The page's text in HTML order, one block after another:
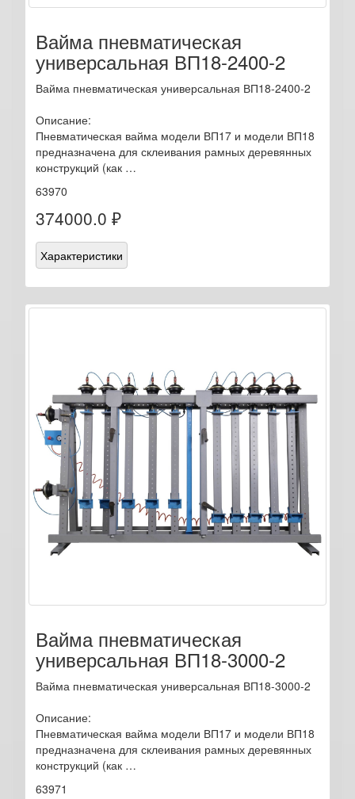
Вайма пневматическая
универсальная ВП18-2400-2
Вайма пневматическая универсальная ВП18-2400-2
Описание:
Пневматическая вайма модели ВП17 и модели ВП18
предназначена для склеивания рамных деревянных
конструкций (как …
63970
374000.0 ₽
Характеристики
Вайма пневматическая
универсальная ВП18-3000-2
Вайма пневматическая универсальная ВП18-3000-2
Описание:
Пневматическая вайма модели ВП17 и модели ВП18
предназначена для склеивания рамных деревянных
конструкций (как …
63971